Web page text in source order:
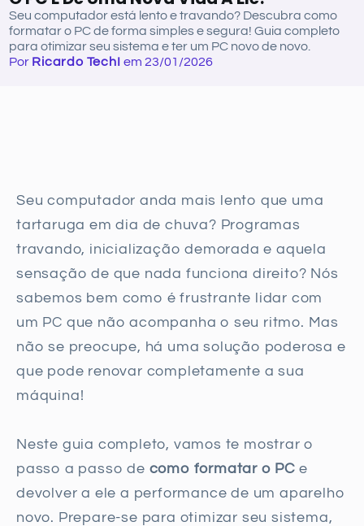
Seu computador está lento e travando? Descubra como
formatar o PC de forma simples e segura! Guia completo
para otimizar seu sistema e ter um PC novo de novo.
Por Ricardo TechI em 23/01/2026
Seu computador anda mais lento que uma
tartaruga em dia de chuva? Programas
travando, inicialização demorada e aquela
sensação de que nada funciona direito? Nós
sabemos bem como é frustrante lidar com
um PC que não acompanha o seu ritmo. Mas
não se preocupe, há uma solução poderosa e
que pode renovar completamente a sua
máquina!
Neste guia completo, vamos te mostrar o
passo a passo de como formatar o PC e
devolver a ele a performance de um aparelho
novo. Prepare-se para otimizar seu sistema,